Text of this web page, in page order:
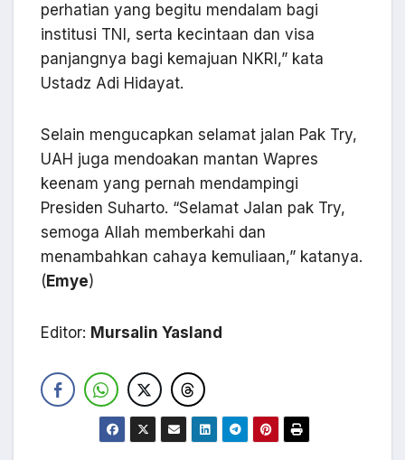
perhatian yang begitu mendalam bagi
institusi TNI, serta kecintaan dan visa
panjangnya bagi kemajuan NKRI,” kata
Ustadz Adi Hidayat.
Selain mengucapkan selamat jalan Pak Try,
UAH juga mendoakan mantan Wapres
keenam yang pernah mendampingi
Presiden Suharto. “Selamat Jalan pak Try,
semoga Allah memberkahi dan
menambahkan cahaya kemuliaan,” katanya.
( Emye)
Editor: Mursalin Yasland